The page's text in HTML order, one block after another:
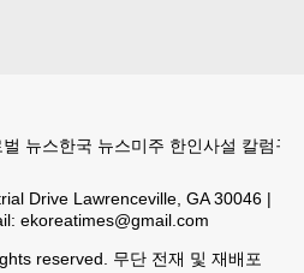
벌 뉴스한국 뉴스미주 한인사설 칼럼구
Drive Lawrenceville, GA 30046 |
ekoreatimes@gmail.com
reserved. 무단 전재 및 재배포